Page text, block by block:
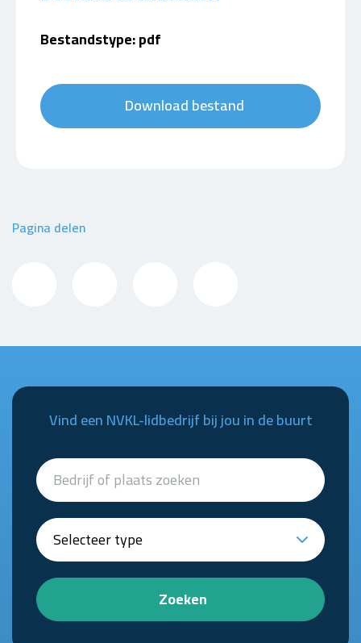
Bestandstype: pdf
Download bestand
Pagina delen
Vind een NVKL-lidbedrijf bij jou in de buurt
Zoeken